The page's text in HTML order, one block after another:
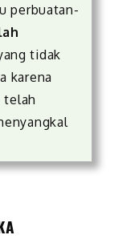
perbuatan-
tidak
karena
telah